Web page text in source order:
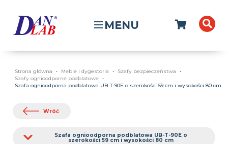
MENU
Strona główna Meble i dygestoria
Szafy bezpieczeństwa
Szafy ognioodporne podblatowe
Szafa ognioodporna podblatowa UB-T-90E o szerokości 59 cm i wysokości 80 cm
Wróć
Szafa ognioodporna podblatowa UB-T-90E o
szerokości 59 cm i wysokości 80 cm